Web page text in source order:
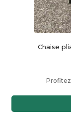
Chaise
Profitez